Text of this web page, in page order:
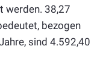
werden. 38,27
bezogen
sind 4.592,40